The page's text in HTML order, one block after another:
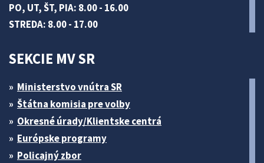
PO, UT, ŠT, PIA: 8.00 - 16.00
STREDA: 8.00 - 17.00
SEKCIE MV SR
Ministerstvo vnútra SR
Štátna komisia pre volby
Okresné úrady/Klientske centrá
Európske programy
Policajný zbor